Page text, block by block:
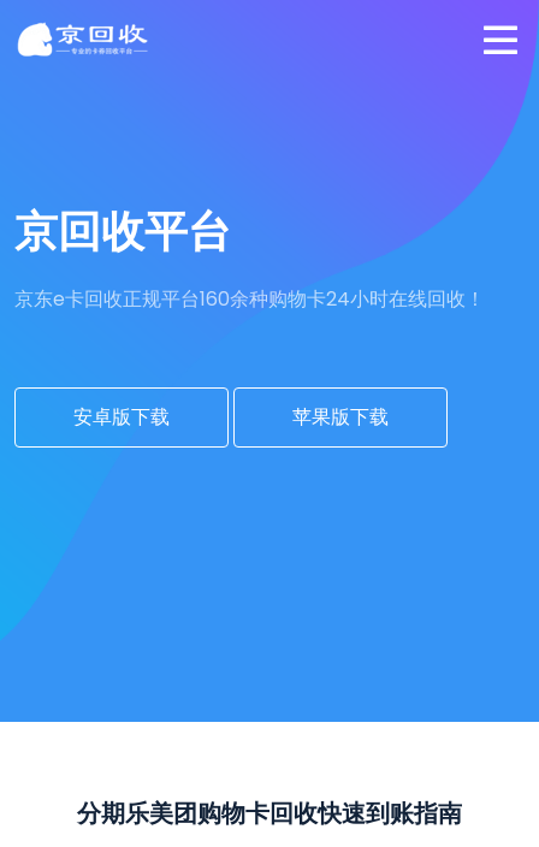
京回收平台
京东e卡回收正规平台160余种购物卡24小时在线回收！
安卓版下载 苹果版下载
分期乐美团购物卡回收快速到账指南